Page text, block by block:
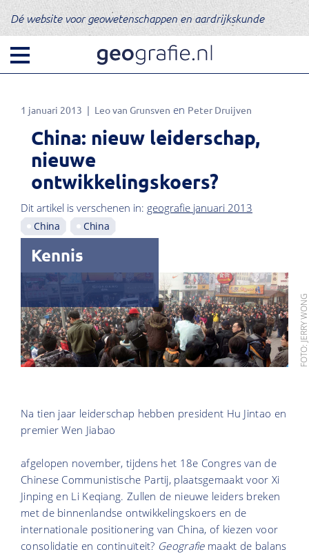
Dé website voor geowetenschappen en aardrijkskunde
1 januari 2013 Leo van Grunsven Peter Druijven
China: nieuw leiderschap,
nieuwe
ontwikkelingskoers?
Dit artikel is verschenen in: geografie januari 2013
China China
Kennis
FOTO: JERRY WONG
Na tien jaar leiderschap hebben president Hu Jintao en
premier Wen Jiabao
afgelopen november, tijdens het 18e Congres van de
Chinese Communistische Partij, plaatsgemaakt voor Xi
Jinping en Li Keqiang. Zullen de nieuwe leiders breken
met de binnenlandse ontwikkelingskoers en de
internationale positionering van China, of kiezen voor
consolidatie en continuïteit? Geografie maakt de balans